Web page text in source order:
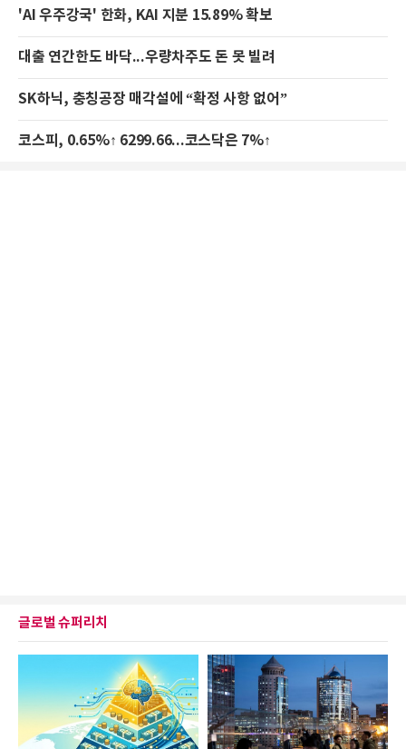
'AI 우주강국' 한화, KAI 지분 15.89% 확보
대출 연간한도 바닥...우량차주도 돈 못 빌려
SK하닉, 충칭공장 매각설에 “확정 사항 없어”
코스피, 0.65%↑ 6299.66...코스닥은 7%↑
글로벌 슈퍼리치